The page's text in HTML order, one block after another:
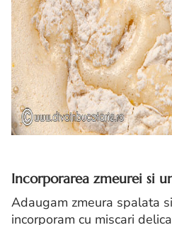
Incorporarea zmeurei si
Adaugam zmeura spalata
incorporam cu miscari